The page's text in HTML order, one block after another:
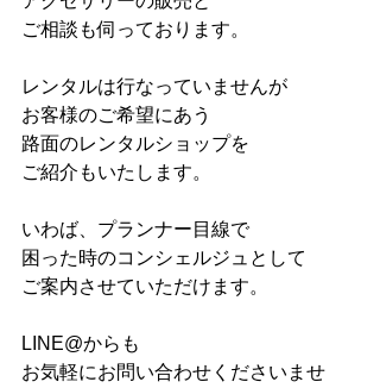
ご相談も伺っております。
レンタルは行なっていませんが
お客様のご希望にあう
路面のレンタルショップを
ご紹介もいたします。
いわば、プランナー目線で
困った時のコンシェルジュとして
ご案内させていただけます。
LINE@からも
お気軽にお問い合わせくださいませ